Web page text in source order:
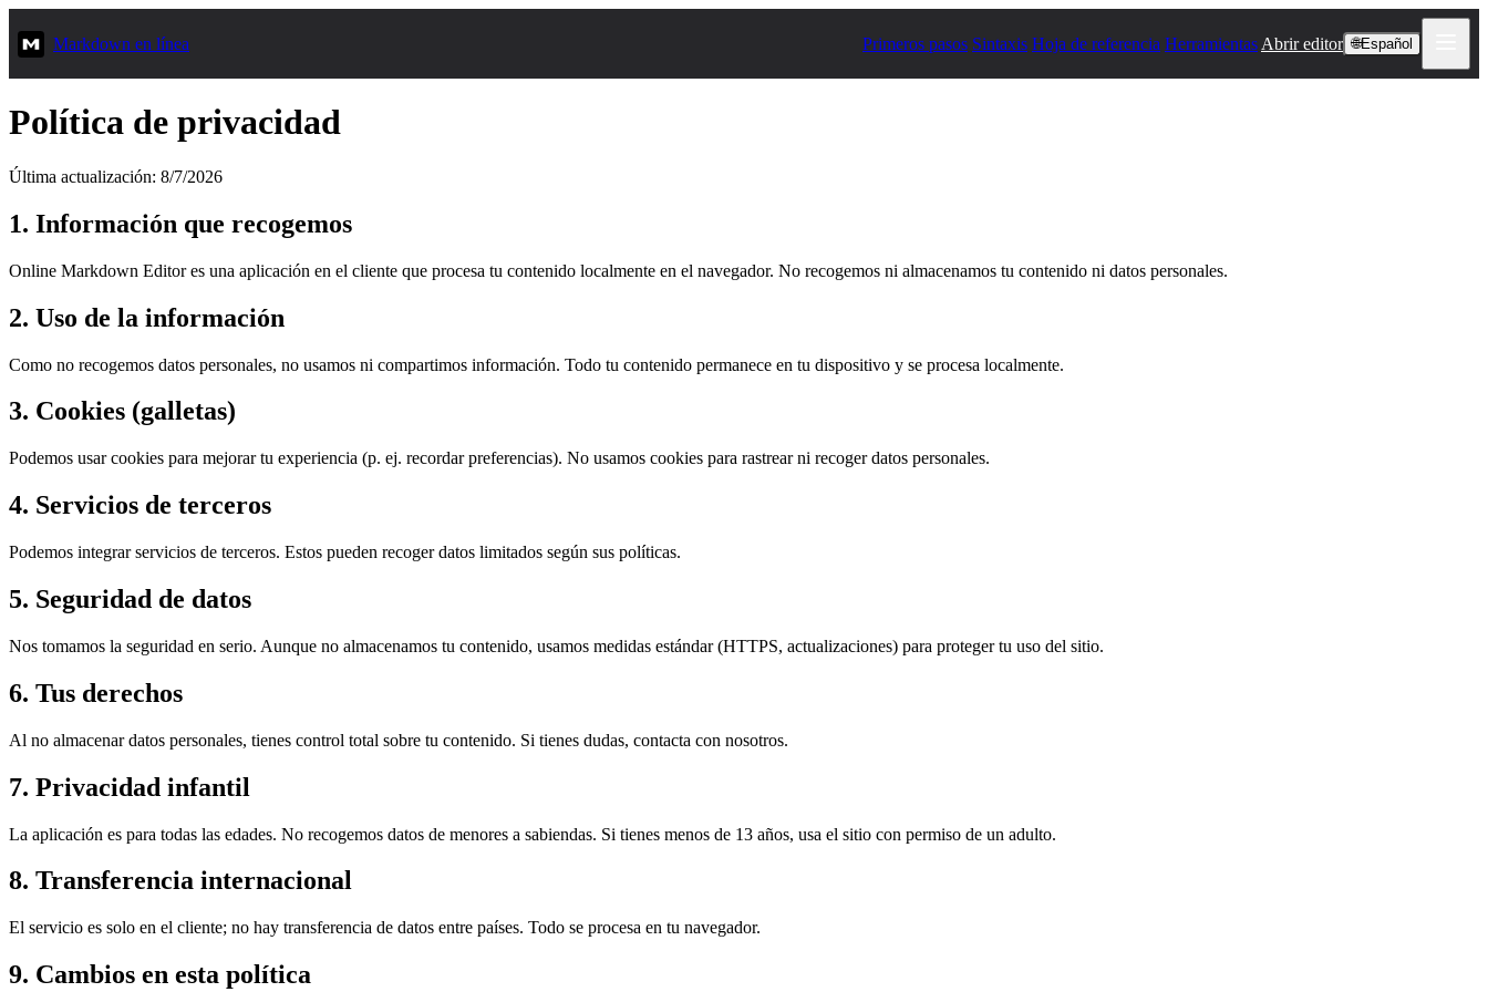
Markdown en línea Primeros pasos Sintaxis Hoja de referencia Herramientas Abrir editor 🌐Español
Política de privacidad
Última actualización: 8/7/2026
1. Información que recogemos
Online Markdown Editor es una aplicación en el cliente que procesa tu contenido localmente en el navegador. No recogemos ni almacenamos tu contenido ni datos personales.
2. Uso de la información
Como no recogemos datos personales, no usamos ni compartimos información. Todo tu contenido permanece en tu dispositivo y se procesa localmente.
3. Cookies (galletas)
Podemos usar cookies para mejorar tu experiencia (p. ej. recordar preferencias). No usamos cookies para rastrear ni recoger datos personales.
4. Servicios de terceros
Podemos integrar servicios de terceros. Estos pueden recoger datos limitados según sus políticas.
5. Seguridad de datos
Nos tomamos la seguridad en serio. Aunque no almacenamos tu contenido, usamos medidas estándar (HTTPS, actualizaciones) para proteger tu uso del sitio.
6. Tus derechos
Al no almacenar datos personales, tienes control total sobre tu contenido. Si tienes dudas, contacta con nosotros.
7. Privacidad infantil
La aplicación es para todas las edades. No recogemos datos de menores a sabiendas. Si tienes menos de 13 años, usa el sitio con permiso de un adulto.
8. Transferencia internacional
El servicio es solo en el cliente; no hay transferencia de datos entre países. Todo se procesa en tu navegador.
9. Cambios en esta política